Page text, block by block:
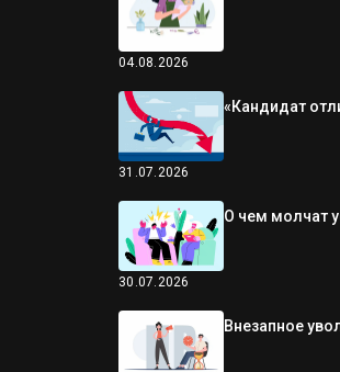
04.08.2026
31.07.2026
«Кандидат
30.07.2026
О чем молчат
Внезапное